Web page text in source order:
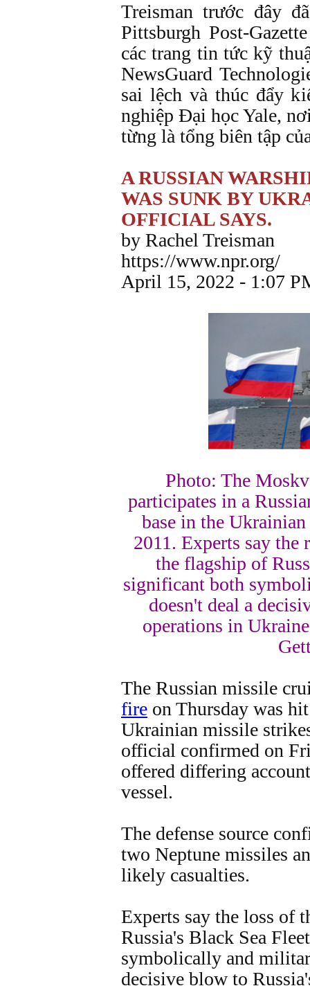
Treisman trước đây
Pittsburgh Post-
các trang tin tức kỹ
NewsGuard
sai lệch và thúc đẩy
nghiệp Đại học Yale,
từng là tổng biên tập
A RUSSIAN
WAS SUNK BY
OFFICIAL SAYS.
by Rachel Treisman
https://www.npr.org/
April 15, 2022 - 1:07
Photo: The
participates in a
base in the
2011. Experts say
the flagship of
significant both
doesn't deal a
operations in
The Russian missile
fire on Thursday was
Ukrainian missile
official confirmed on
offered differing
vessel.
The defense source
two Neptune missiles
likely casualties.
Experts say the loss
Russia's Black Sea
symbolically and
decisive blow to